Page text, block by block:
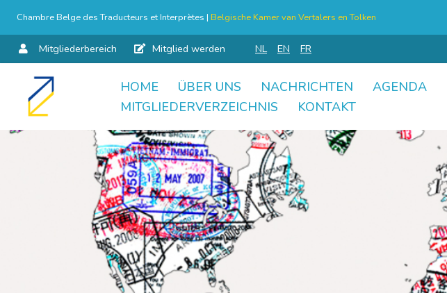
Chambre Belge des Traducteurs et Interprètes | Belgische Kamer van Vertalers en Tolken
Mitgliederbereich Mitglied werden NL EN FR
Skip
HOME ÜBER UNS NACHRICHTEN AGENDA
MITGLIEDERVERZEICHNIS
KONTAKT